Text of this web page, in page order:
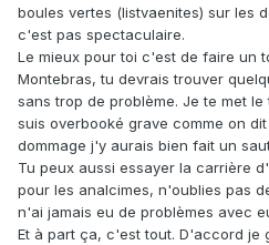
boules vertes (listvaenites) sur les
c'est pas spectaculaire.
Le mieux pour toi c'est de faire un
Montebras, tu devrais trouver
sans trop de problème. Je te met
suis overbooké grave comme on
dommage j'y aurais bien fait un
Tu peux aussi essayer la carrière
pour les analcimes, n'oublies pas
n'ai jamais eu de problèmes avec
Et à part ça, c'est tout. D'accord je